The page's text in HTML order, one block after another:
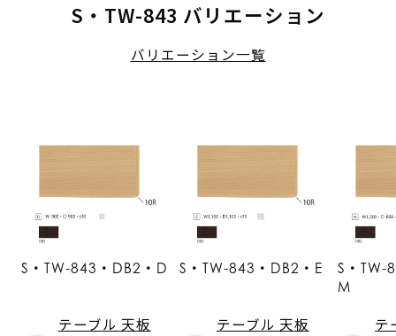
S・TW-843 バリエーション
バリエーション一覧
S・TW-843・DB2・D
テーブル 天板
S・TW-843・DB2・E
テーブル 天板
S・TW-
M
テ